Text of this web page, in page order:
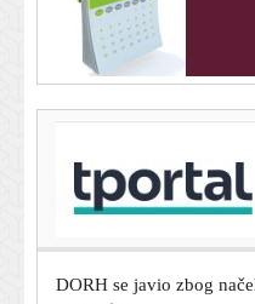
Jagušić briljirao u Europi
nakon nove sjajne
prve mjere